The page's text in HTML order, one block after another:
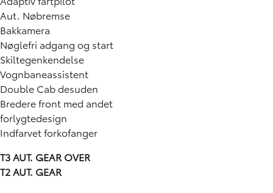
Aut. Nøbremse
Bakkamera
Nøglefri adgang og start
Skiltegenkendelse
Vognbaneassistent
Double Cab desuden
Bredere front med andet
forlygtedesign
Indfarvet forkofanger
T3 AUT. GEAR OVER
T2 AUT. GEAR